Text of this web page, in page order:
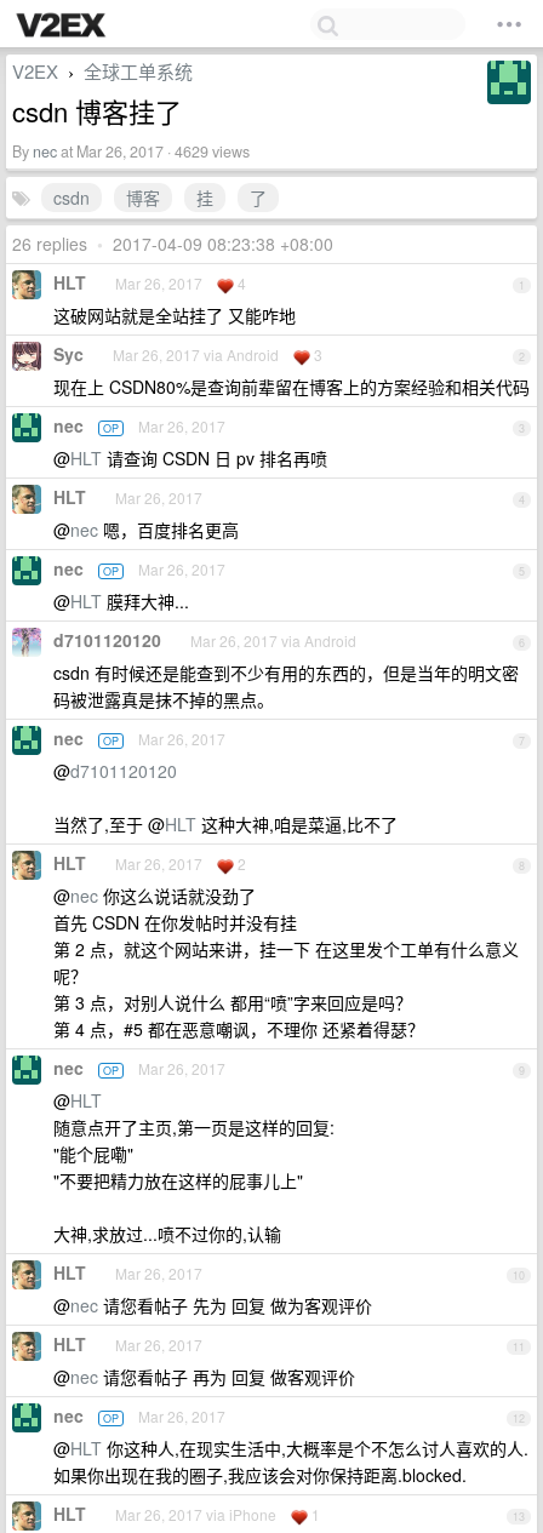
V2EX › 全球工单系统
csdn 博客挂了
By necat Mar 26, 2017 · 4629 views
csdn 博客 挂
了
26 replies • 2017-04-09 08:23:38 +08:00
1
HLT Mar 26, 2017 4
这破网站就是全站挂了 又能咋地
2
Syc Mar 26, 2017 via Android 3
现在上 CSDN80%是查询前辈留在博客上的方案经验和相关代码
3
nec OP Mar 26, 2017
@HLT 请查询 CSDN 日 pv 排名再喷
4
HLT Mar 26, 2017
@nec 嗯，百度排名更高
5
nec OP Mar 26, 2017
@HLT 膜拜大神...
6
d7101120120 Mar 26, 2017 via Android
csdn 有时候还是能查到不少有用的东西的，但是当年的明文密
码被泄露真是抹不掉的黑点。
7
nec OP Mar 26, 2017
@d7101120120
当然了,至于 @HLT 这种大神,咱是菜逼,比不了
8
HLT Mar 26, 2017 2
@nec 你这么说话就没劲了
首先 CSDN 在你发帖时并没有挂
第 2 点，就这个网站来讲，挂一下 在这里发个工单有什么意义
呢？
第 3 点，对别人说什么 都用“喷”字来回应是吗？
第 4 点，#5 都在恶意嘲讽，不理你 还紧着得瑟？
9
nec OP Mar 26, 2017
@HLT
随意点开了主页,第一页是这样的回复:
"能个屁嘞"
"不要把精力放在这样的屁事儿上"
大神,求放过...喷不过你的,认输
10
HLT Mar 26, 2017
@nec 请您看帖子 先为 回复 做为客观评价
11
HLT Mar 26, 2017
@nec 请您看帖子 再为 回复 做客观评价
12
nec OP Mar 26, 2017
@HLT 你这种人,在现实生活中,大概率是个不怎么讨人喜欢的人.
如果你出现在我的圈子,我应该会对你保持距离.blocked.
13
HLT Mar 26, 2017 via iPhone 1